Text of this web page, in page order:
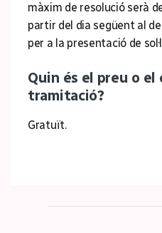
màxim de resolució serà
partir del dia següent al
per a la presentació de
Quin és el preu o el
tramitació?
Gratuït.